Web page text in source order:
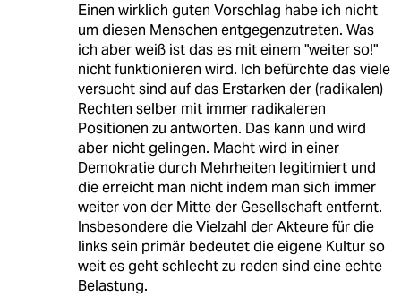
Einen wirklich guten Vorschlag habe ich nicht
um diesen Menschen entgegenzutreten. Was
ich aber weiß ist das es mit einem "weiter so!"
nicht funktionieren wird. Ich befürchte das viele
versucht sind auf das Erstarken der (radikalen)
Rechten selber mit immer radikaleren
Positionen zu antworten. Das kann und wird
aber nicht gelingen. Macht wird in einer
Demokratie durch Mehrheiten legitimiert und
die erreicht man nicht indem man sich immer
weiter von der Mitte der Gesellschaft entfernt.
Insbesondere die Vielzahl der Akteure für die
links sein primär bedeutet die eigene Kultur so
weit es geht schlecht zu reden sind eine echte
Belastung.